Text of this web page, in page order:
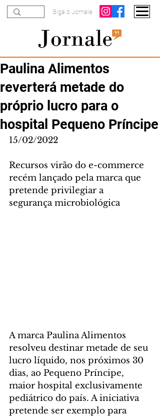
Siga o Jornale
Paulina Alimentos
reverterá metade do
próprio lucro para o
hospital Pequeno Príncipe
15/02/2022
Recursos virão do e-commerce
recém lançado pela marca que
pretende privilegiar a
segurança microbiológica
A marca Paulina Alimentos
resolveu destinar metade de seu
lucro líquido, nos próximos 30
dias, ao Pequeno Príncipe,
maior hospital exclusivamente
pediátrico do país. A iniciativa
pretende ser exemplo para